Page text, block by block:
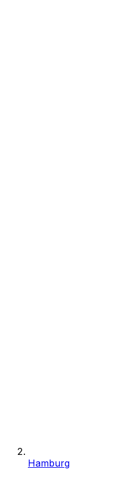
Hamburg